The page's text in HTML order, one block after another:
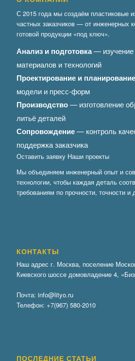
С 2015 года мы создаём пластиковые
частных заказчиков — от инженерных
готовой продукции «под ключ».
Анализ и подготовка— изучение
материалов и технологий
Проектирование и планирование
модели и пресс-форм
Производство— изготовление
литьё деталей
Сопровождение— контроль
поддержка заказчика
Оставить заявку Наши проекты
Мы объединяем инженерный опыт и
технологии, чтобы каждая деталь
требованиям по прочности, точности и
КОНТАКТЫ
Наш адрес г. Москва, поселение
Киевского шоссе домовладение 4,
Почта: info@lityo.ru
Телефон: +7(967) 580-2010
ПОСЛЕДНИЕ СТАТЬИ